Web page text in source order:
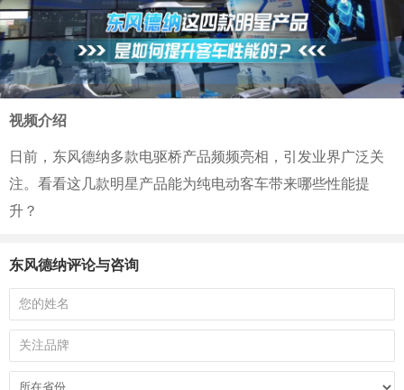
视频介绍
日前，东风德纳多款电驱桥产品频频亮相，引发业界广泛关
注。看看这几款明星产品能为纯电动客车带来哪些性能提
升？
东风德纳评论与咨询